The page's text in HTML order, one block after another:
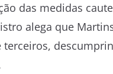
das medidas
alega que